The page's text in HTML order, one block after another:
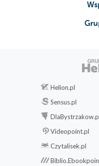
Helion.pl
Sensus.pl
Videopoint.pl
Czytalisek.pl